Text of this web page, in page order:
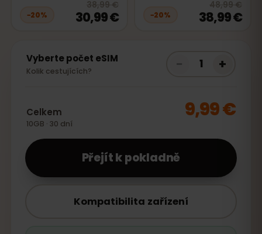
−20%
20 38,99 €, now
38,99 €
30,99 € −20%
48,99 €
38,99 €
Vyberte počet eSIM
Kolik cestujících?
1 +
Celkem
10GB · 30 dní
9,99 €
Přejít k pokladně
Kompatibilita zařízení